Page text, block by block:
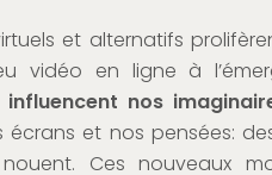
et alternatifs
vidéo en ligne à
influencent nos
et nos pensées:
Ces nouveaux